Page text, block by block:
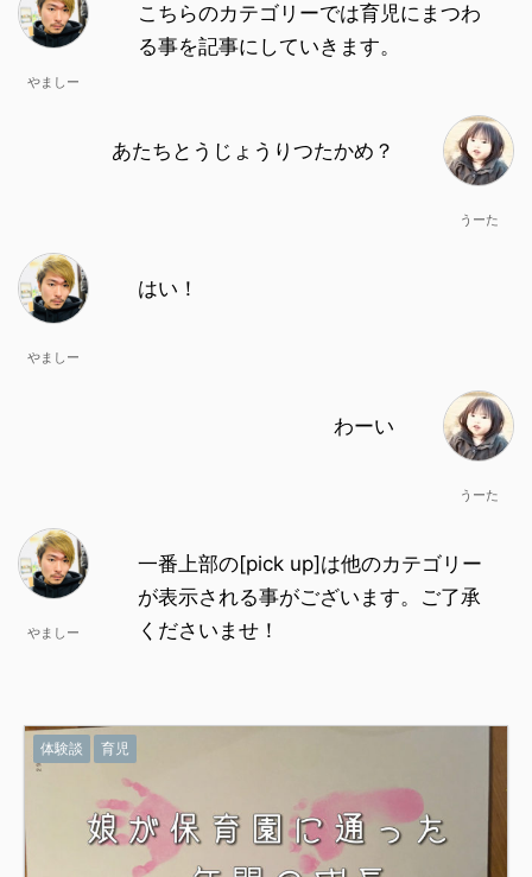
やましー
こちらのカテゴリーでは育児にまつわ
る事を記事にしていきます。
あたちとうじょうりつたかめ？
うーた
やましー
はい！
わーい
うーた
やましー
一番上部の[pick up]は他のカテゴリー
が表示される事がございます。ご了承
くださいませ！
体験談 育児